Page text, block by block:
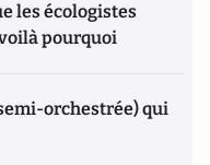
les écologistes
pourquoi
orchestrée) qui